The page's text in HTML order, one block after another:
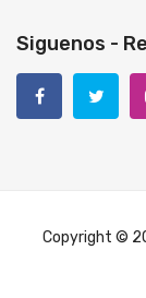
Siguenos -
Copyright ©